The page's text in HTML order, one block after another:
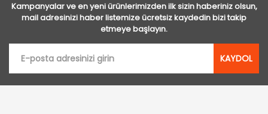
Kampanyalar ve en yeni ürünlerimizden ilk sizin haberiniz olsun,
mail adresinizi haber listemize ücretsiz kaydedin bizi takip
etmeye başlayın.
KAYDOL